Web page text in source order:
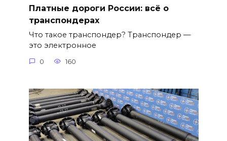
Платные дороги России: всё о
транспондерах
Что такое транспондер? Транспондер —
это электронное
0 160